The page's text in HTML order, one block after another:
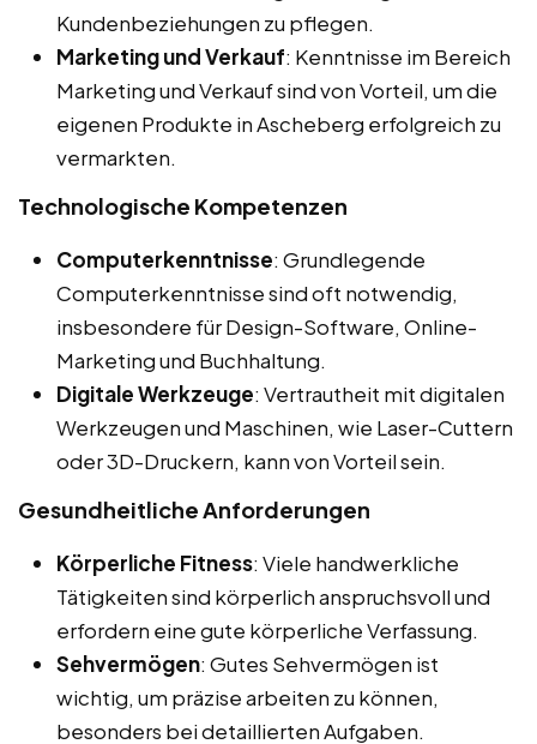
Kundenbeziehungen zu pflegen.
Marketing und Verkauf: Kenntnisse im Bereich
Marketing und Verkauf sind von Vorteil, um die
eigenen Produkte in Ascheberg erfolgreich zu
vermarkten.
Technologische Kompetenzen
Computerkenntnisse: Grundlegende
Computerkenntnisse sind oft notwendig,
insbesondere für Design-Software, Online-
Marketing und Buchhaltung.
Digitale Werkzeuge: Vertrautheit mit digitalen
Werkzeugen und Maschinen, wie Laser-Cuttern
oder 3D-Druckern, kann von Vorteil sein.
Gesundheitliche Anforderungen
Körperliche Fitness: Viele handwerkliche
Tätigkeiten sind körperlich anspruchsvoll und
erfordern eine gute körperliche Verfassung.
Sehvermögen: Gutes Sehvermögen ist
wichtig, um präzise arbeiten zu können,
besonders bei detaillierten Aufgaben.